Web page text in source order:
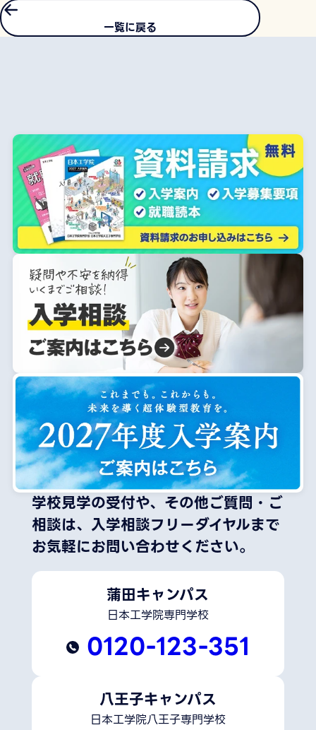
一覧に戻る
学校見学の受付や、その他ご質問・ご
相談は、 入学相談フリーダイヤルまで
お気軽にお問い合わせください。
蒲田キャンパス
日本工学院専門学校
0120-123-351
八王子キャンパス
日本工学院八王子専門学校